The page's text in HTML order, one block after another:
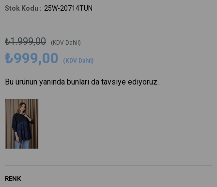
25W-20714TUN
₺1.999,00 (KDV Dahil)
₺999,00 (KDV Dahil)
Bu ürünün yanında bunları da tavsiye ediyoruz.
RENK